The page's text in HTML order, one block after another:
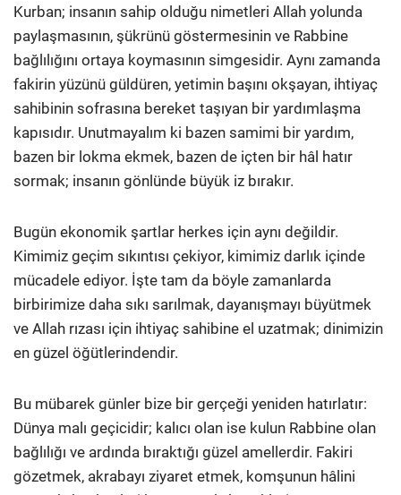
Kurban; insanın sahip olduğu nimetleri Allah yolunda
paylaşmasının, şükrünü göstermesinin ve Rabbine
bağlılığını ortaya koymasının simgesidir. Aynı zamanda
fakirin yüzünü güldüren, yetimin başını okşayan, ihtiyaç
sahibinin sofrasına bereket taşıyan bir yardımlaşma
kapısıdır. Unutmayalım ki bazen samimi bir yardım,
bazen bir lokma ekmek, bazen de içten bir hâl hatır
sormak; insanın gönlünde büyük iz bırakır.
Bugün ekonomik şartlar herkes için aynı değildir.
Kimimiz geçim sıkıntısı çekiyor, kimimiz darlık içinde
mücadele ediyor. İşte tam da böyle zamanlarda
birbirimize daha sıkı sarılmak, dayanışmayı büyütmek
ve Allah rızası için ihtiyaç sahibine el uzatmak; dinimizin
en güzel öğütlerindendir.
Bu mübarek günler bize bir gerçeği yeniden hatırlatır:
Dünya malı geçicidir; kalıcı olan ise kulun Rabbine olan
bağlılığı ve ardında bıraktığı güzel amellerdir. Fakiri
gözetmek, akrabayı ziyaret etmek, komşunun hâlini